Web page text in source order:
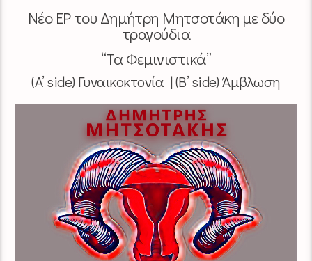
Νέο EP του Δημήτρη Μητσοτάκη με δύο
τραγούδια
“Τα Φεμινιστικά”
(A’ side) Γυναικοκτονία | (B’ side) Άμβλωση